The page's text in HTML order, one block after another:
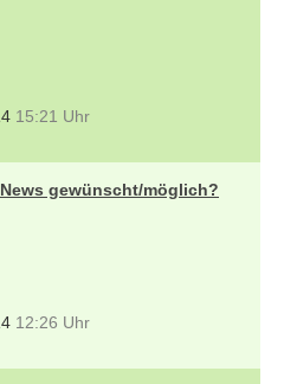
15:21 Uhr
gewünscht/möglich?
12:26 Uhr